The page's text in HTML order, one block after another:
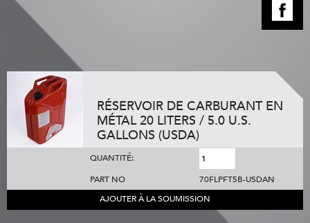
RÉSERVOIR DE CARBURANT EN
MÉTAL 20 LITERS / 5.0 U.S.
GALLONS (USDA)
QUANTITÉ:
PART NO
70FLPFT5B-USDAN
AJOUTER À LA SOUMISSION